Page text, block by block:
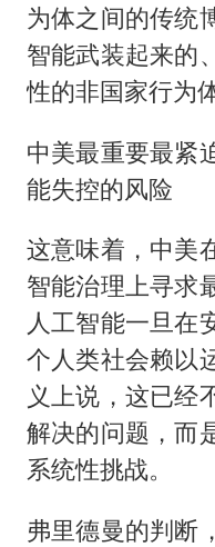
为体之间的传统
智能武装起来的
性的非国家行为体
中美最重要最紧
能失控的风险
这意味着，中美
智能治理上寻求
人工智能一旦在
个人类社会赖以
义上说，这已经
解决的问题，而
系统性挑战。
弗里德曼的判断